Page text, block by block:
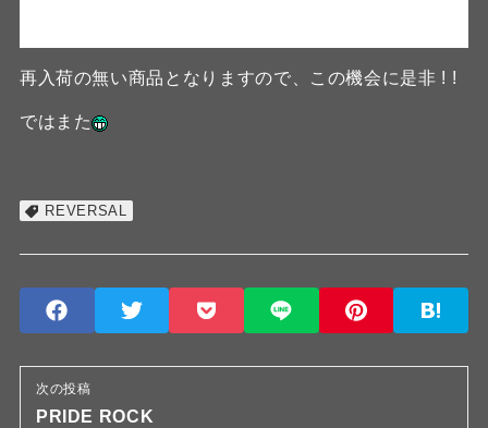
再入荷の無い商品となりますので、この機会に是非 ! !
ではまた
REVERSAL
次の投稿
PRIDE ROCK